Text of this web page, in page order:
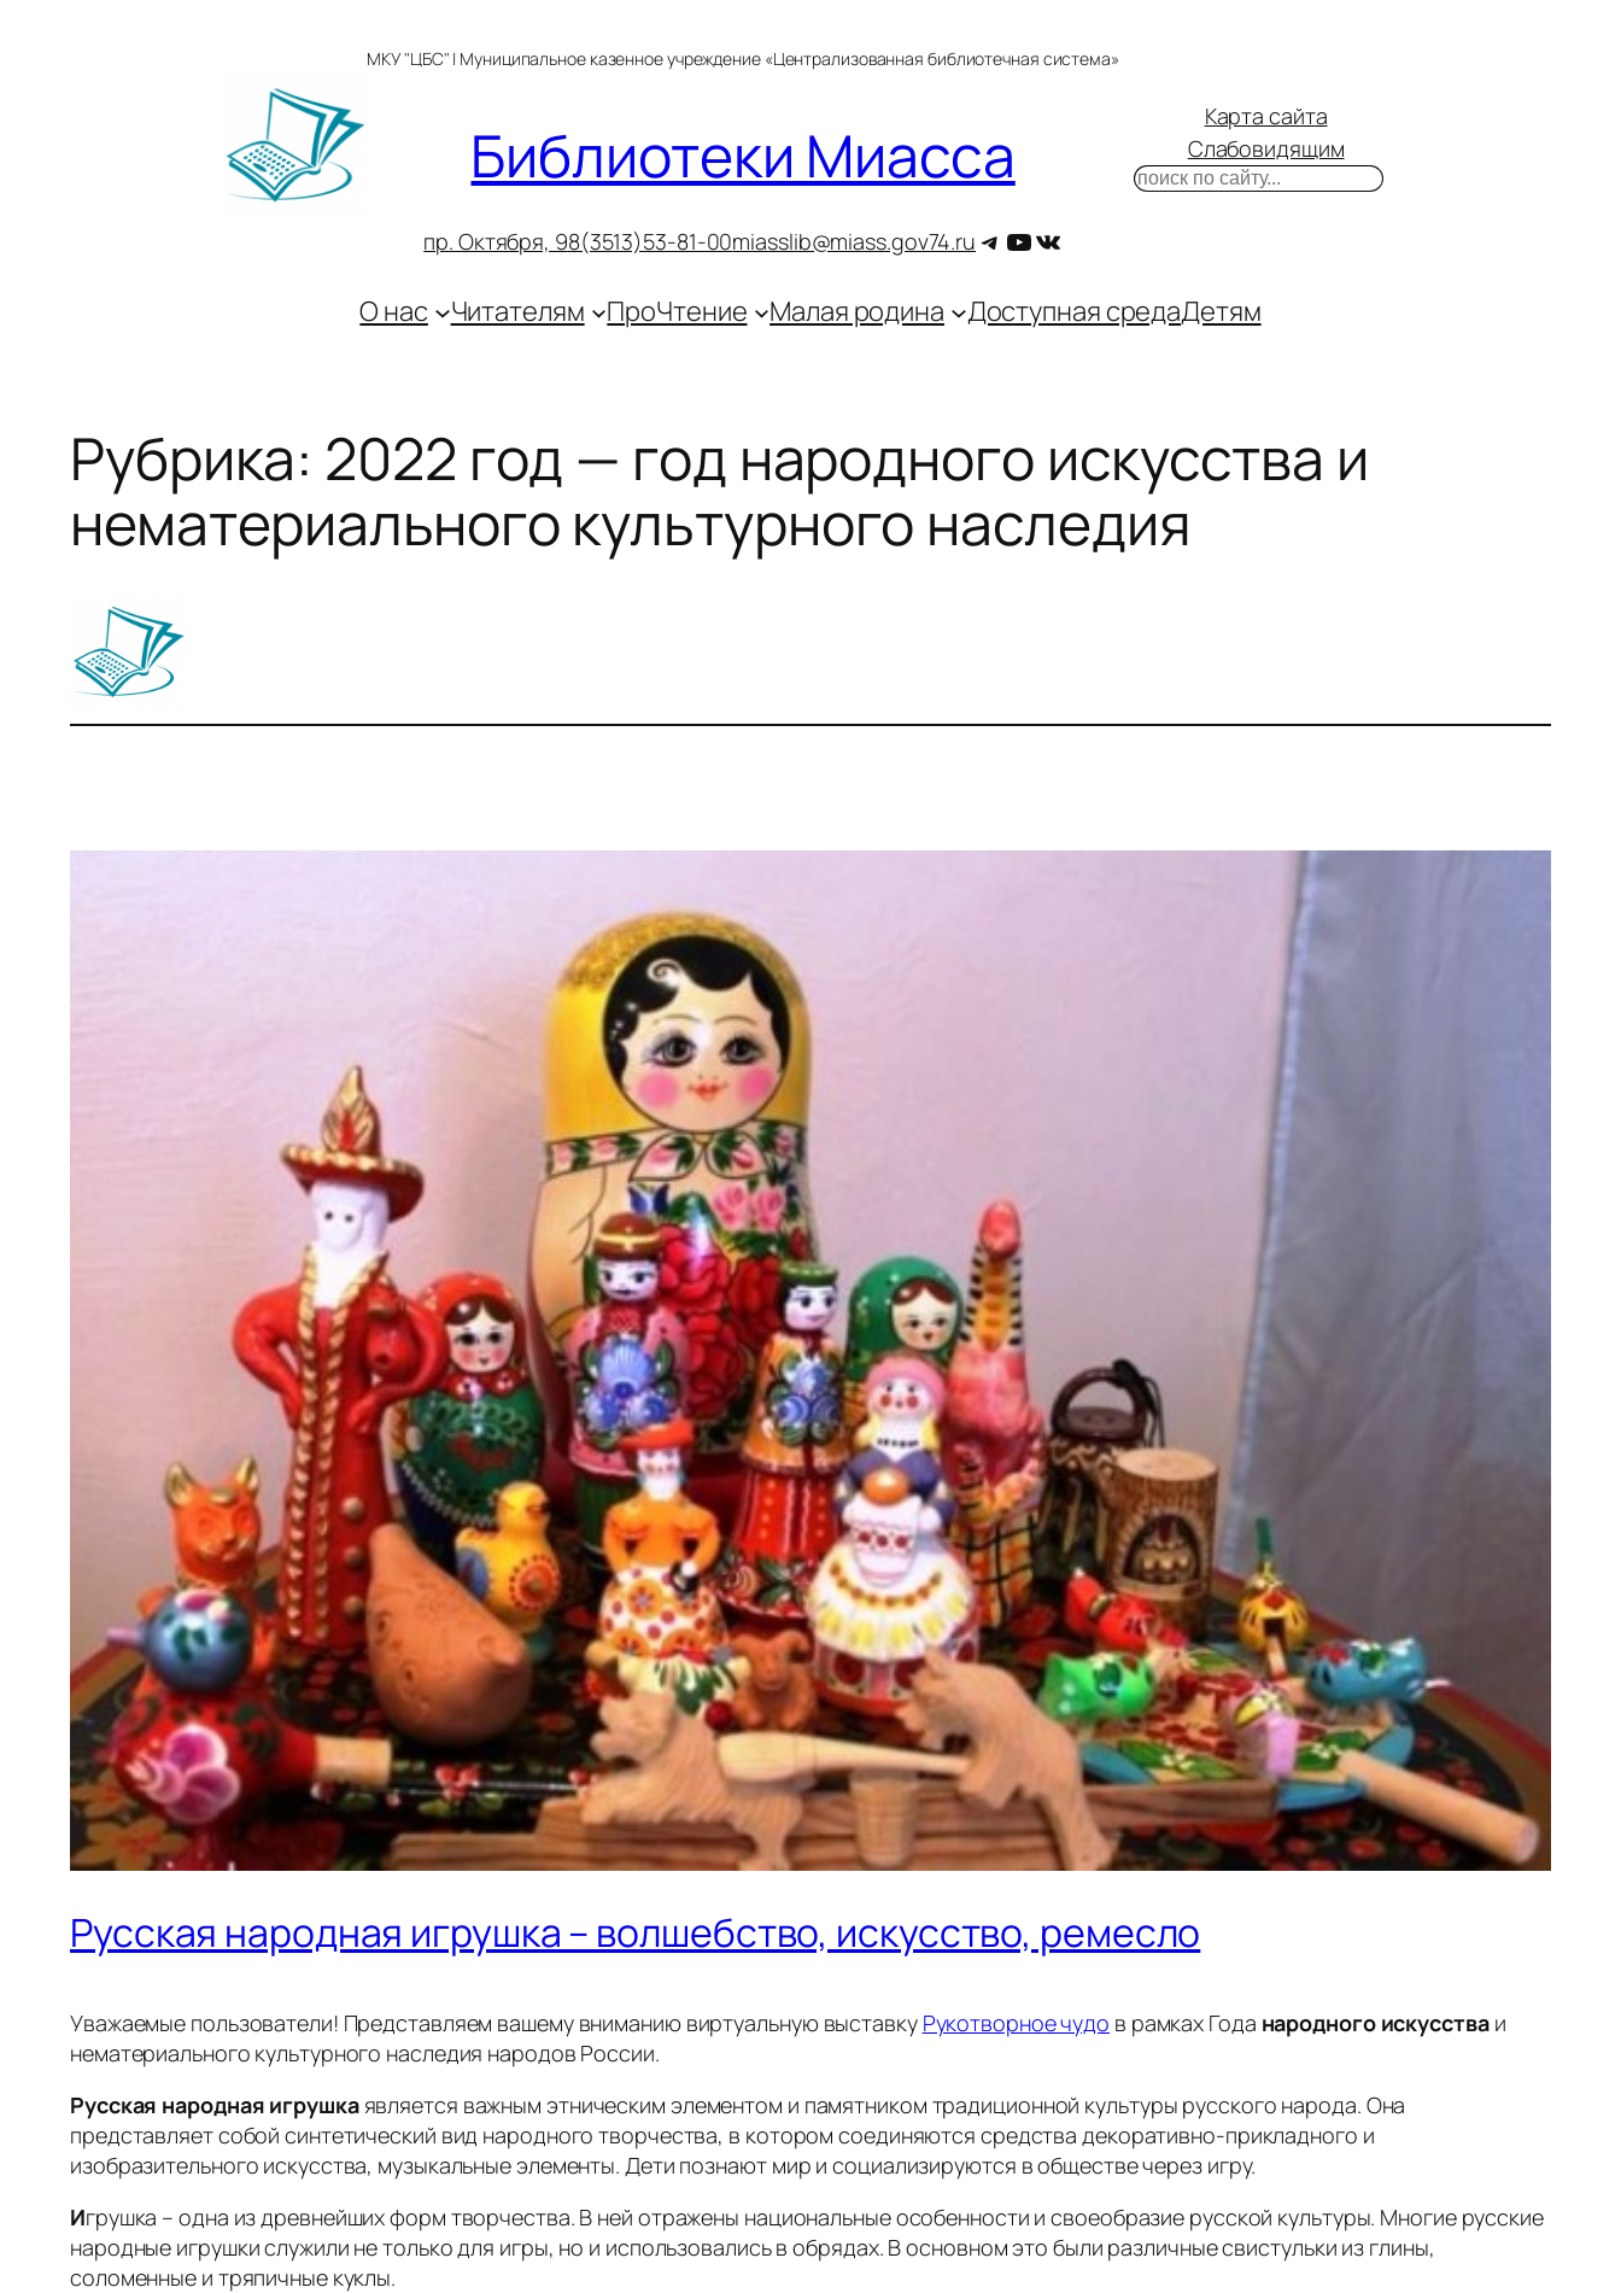
МКУ "ЦБС" | Муниципальное казенное учреждение «Централизованная библиотечная система»
Библиотеки Миасса
пр. Октября, 98(3513)53-81-00miasslib@miass.gov74.ru Telegram
YouTube
ВКонтакте
Карта сайта
Слабовидящим
Поиск
О нас Читателям ПроЧтение Малая родина Доступная средаДетям
Рубрика: 2022 год — год народного искусства и
нематериального культурного наследия
Русская народная игрушка – волшебство, искусство, ремесло
Уважаемые пользователи! Представляем вашему вниманию виртуальную выставку Рукотворное чудо в рамках Года народного искусстваи
нематериального культурного наследия народов России.
Русская народная игрушкаявляется важным этническим элементом и памятником традиционной культуры русского народа. Она
представляет собой синтетический вид народного творчества, в котором соединяются средства декоративно-прикладного и
изобразительного искусства, музыкальные элементы. Дети познают мир и социализируются в обществе через игру.
Игрушка – одна из древнейших форм творчества. В ней отражены национальные особенности и своеобразие русской культуры. Многие русские
народные игрушки служили не только для игры, но и использовались в обрядах. В основном это были различные свистульки из глины,
соломенные и тряпичные куклы.